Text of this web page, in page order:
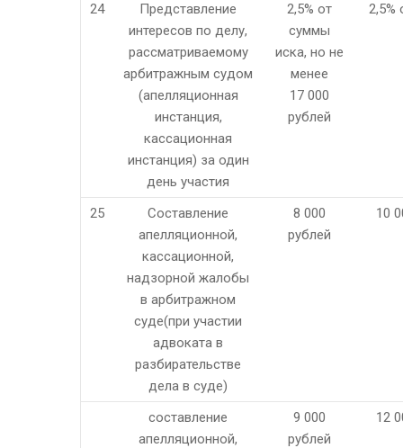
24
Представление
интересов по делу,
рассматриваемому
арбитражным судом
(апелляционная
инстанция,
кассационная
инстанция) за один
день участия
2,5% от
суммы
иска, но не
менее
17 000
рублей
2,5%
25
Составление
апелляционной,
кассационной,
надзорной жалобы
в арбитражном
суде(при участии
адвоката в
разбирательстве
дела в суде)
8 000
рублей
10
составление
апелляционной,
9 000
рублей
12